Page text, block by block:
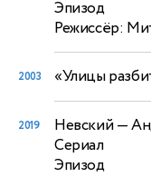
Эпизод
Режиссёр:
2003 «Улицы
2019 Невский—
Сериал
Эпизод